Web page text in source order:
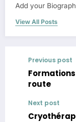
Add your
View All Posts
Previous post
route
Next post